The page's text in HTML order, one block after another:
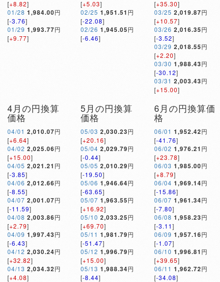
[+8.82]
01/28 1,984.00円
[-3.76]
01/29 1,993.77円
[+9.77]
[+5.03]
02/25 1,951.51 円
[-22.08]
02/26 1,945.05円
[-6.46]
[+35.30]
03/25 2,019.87円
[+10.57]
03/26 2,016.35円
[-3.52]
03/29 2,018.55円
[+2.20]
03/30 1,988.43円
[-30.12]
03/31 2,003.43円
[+15.00]
4月の円換算
価格
04/01 2,010.07円
[+6.64]
04/02 2,025.06円
[+15.00]
04/05 2,021.21 円
[-3.85]
04/06 2,012.66円
[-8.55]
04/07 2,001.07円
[-11.59]
04/08 2,003.86円
[+2.79]
04/09 1,997.43円
[-6.43]
04/12 2,030.24円
[+32.82]
04/13 2,034.32円
[+4.08]
5月の円換算
価格
05/03 2,030.23円
[+20.16]
05/04 2,029.79円
[-0.44]
05/05 2,010.29円
[-19.50]
05/06 1,946.64円
[-63.65]
05/07 1,963.55円
[+16.92]
05/10 2,033.25円
[+69.70]
05/11 1,981.79円
[-51.47]
05/12 1,996.79円
[+15.00]
05/13 1,988.34円
[-8.44]
6月の円換算価
格
06/01 1,952.42円
[-41.76]
06/02 1,976.21 円
[+23.78]
06/03 1,985.00円
[+8.79]
06/04 1,969.14円
[-15.86]
06/07 1,961.34円
[-7.80]
06/08 1,958.23円
[-3.11]
06/09 1,957.16円
[-1.07]
06/10 1,996.81 円
[+39.65]
06/11 1,962.72円
[-34.08]